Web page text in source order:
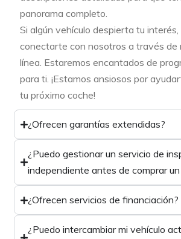
panorama completo.
Si algún vehículo despierta tu
conectarte con nosotros a través de
línea. Estaremos encantados de
para ti. ¡Estamos ansiosos por
tu próximo coche!
¿Ofrecen garantías extendidas?
¿Puedo gestionar un servicio de
independiente antes de comprar
¿Ofrecen servicios de financiación?
¿Puedo intercambiar mi vehículo